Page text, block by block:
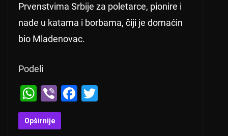
Prvenstvima Srbije za poletarce, pionire i
nade u katama i borbama, čiji je domaćin
bio Mladenovac.
Podeli
W
h
at
Vi
b
er
F
Opširnije